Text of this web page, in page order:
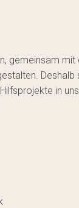
gemeinsam mit
Deshalb
in